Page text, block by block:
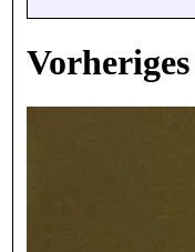
Vorheriges